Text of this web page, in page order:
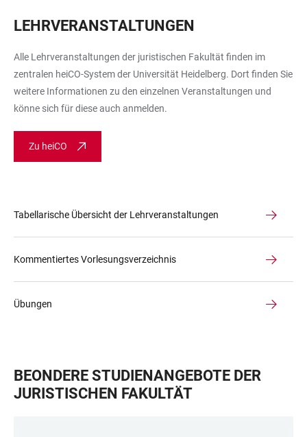
LEHRVERANSTALTUNGEN
Alle Lehrveranstaltungen der juristischen Fakultät finden im
zentralen heiCO-System der Universität Heidelberg. Dort finden Sie
weitere Informationen zu den einzelnen Veranstaltungen und
könne sich für diese auch anmelden.
Zu heiCO
Tabellarische Übersicht der Lehrveranstaltungen
Kommentiertes Vorlesungsverzeichnis
Übungen
BEONDERE STUDIENANGEBOTE DER
JURISTISCHEN FAKULTÄT